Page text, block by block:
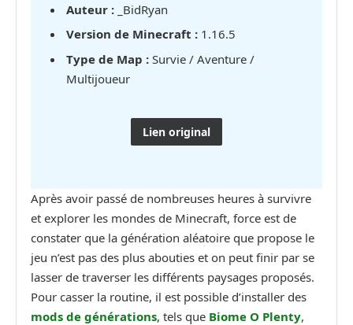
Auteur : _BidRyan
Version de Minecraft : 1.16.5
Type de Map : Survie / Aventure /
Multijoueur
Lien original
Après avoir passé de nombreuses heures à survivre
et explorer les mondes de Minecraft, force est de
constater que la génération aléatoire que propose le
jeu n’est pas des plus abouties et on peut finir par se
lasser de traverser les différents paysages proposés.
Pour casser la routine, il est possible d’installer des
mods de générations, tels que Biome O Plenty,